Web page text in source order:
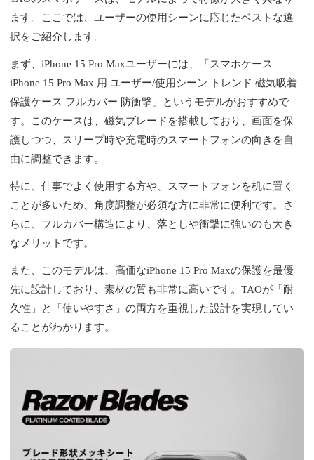
ます。ここでは、ユーザーの使用シーンに応じたベストな選
択をご紹介します。
まず、iPhone 15 Pro Maxユーザーには、「スマホケース
iPhone 15 Pro Max 用 ユーザー/使用シーン トレンド 磁気吸着
保護ケース フルカバー 防衝撃」というモデルがおすすめで
す。このケースは、磁気ブレードを搭載しており、画面を保
護しつつ、スリープ時や充電時のスマートフォンの向きを自
由に調整できます。
特に、仕事でよく使用する方や、スマートフォンを机に置く
ことが多いため、角度調整が必須な方に非常に便利です。さ
らに、フルカバー構造により、落としや衝撃に強いのも大き
なメリットです。
また、このモデルは、高価なiPhone 15 Pro Maxの保護を最優
先に設計しており、素材の質も非常に高いです。TAOが「耐
久性」と「使いやすさ」の両方を重視した設計を実現してい
ることがわかります。